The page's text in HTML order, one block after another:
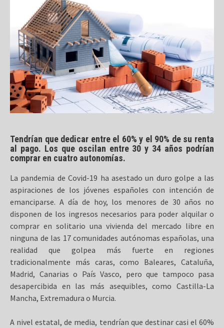
Tendrían que dedicar entre el 60% y el 90% de su renta
al pago. Los que oscilan entre 30 y 34 años podrían
comprar en cuatro autonomías.
La pandemia de Covid-19 ha asestado un duro golpe a las
aspiraciones de los jóvenes españoles con intención de
emanciparse. A día de hoy, los menores de 30 años no
disponen de los ingresos necesarios para poder alquilar o
comprar en solitario una vivienda del mercado libre en
ninguna de las 17 comunidades autónomas españolas, una
realidad que golpea más fuerte en regiones
tradicionalmente más caras, como Baleares, Cataluña,
Madrid, Canarias o País Vasco, pero que tampoco pasa
desapercibida en las más asequibles, como Castilla-La
Mancha, Extremadura o Murcia.
A nivel estatal, de media, tendrían que destinar casi el 60%